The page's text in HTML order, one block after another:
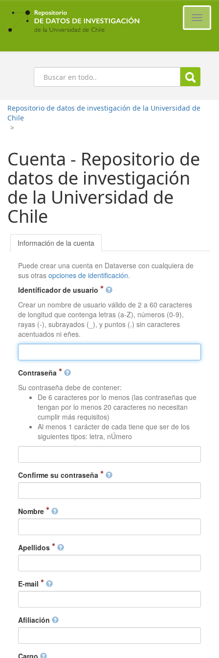
Ir
contenido
principal
Buscar
Repositorio de datos de investigación de la Universidad de
Chile
>
Cuenta - Repositorio de
datos de investigación
de la Universidad de
Chile
Información de la cuenta
Puede crear una cuenta en Dataverse con cualquiera de
sus otrasopciones de identificación.
Identificador de usuario
Crear un nombre de usuario válido de 2 a 60 caracteres
de longitud que contenga letras (a-Z), números (0-9),
rayas (-), subrayados (_), y puntos (.) sin caracteres
acentuados ni eñes.
Contraseña
Su contraseña debe de contener:
De 6 caracteres por lo menos (las contraseñas que
tengan por lo menos 20 caracteres no necesitan
cumplir más requisitos)
Al menos 1 carácter de cada tiene que ser de los
siguientes tipos: letra, nÚmero
Confirme su contraseña
Nombre
Apellidos
E-mail
Afiliación
Cargo